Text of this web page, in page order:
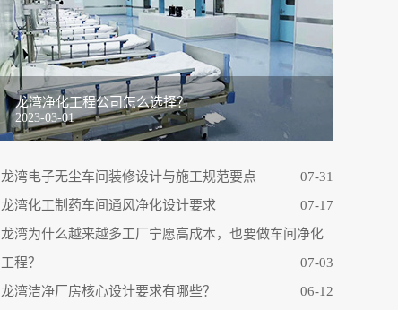
龙湾净化工程公司怎么选择？
2023-03-01
龙湾电子无尘车间装修设计与施工规范要点
07-31
龙湾化工制药车间通风净化设计要求
07-17
龙湾为什么越来越多工厂宁愿高成本，也要做车间净化
工程？
07-03
龙湾洁净厂房核心设计要求有哪些？
06-12